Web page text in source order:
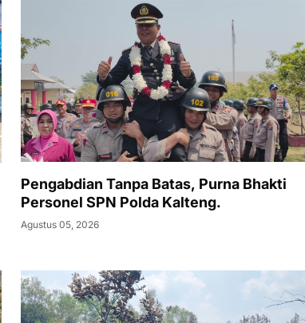
Pengabdian Tanpa Batas, Purna Bhakti
Personel SPN Polda Kalteng.
Agustus 05, 2026